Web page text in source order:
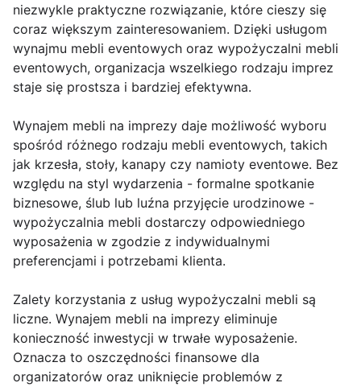
niezwykle praktyczne rozwiązanie, które cieszy się
coraz większym zainteresowaniem. Dzięki usługom
wynajmu mebli eventowych oraz wypożyczalni mebli
eventowych, organizacja wszelkiego rodzaju imprez
staje się prostsza i bardziej efektywna.
Wynajem mebli na imprezy daje możliwość wyboru
spośród różnego rodzaju mebli eventowych, takich
jak krzesła, stoły, kanapy czy namioty eventowe. Bez
względu na styl wydarzenia - formalne spotkanie
biznesowe, ślub lub luźna przyjęcie urodzinowe -
wypożyczalnia mebli dostarczy odpowiedniego
wyposażenia w zgodzie z indywidualnymi
preferencjami i potrzebami klienta.
Zalety korzystania z usług wypożyczalni mebli są
liczne. Wynajem mebli na imprezy eliminuje
konieczność inwestycji w trwałe wyposażenie.
Oznacza to oszczędności finansowe dla
organizatorów oraz uniknięcie problemów z